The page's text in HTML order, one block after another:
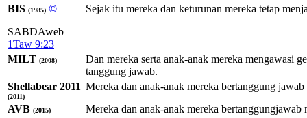
BIS (1985) ©
SABDAweb
1Taw 9:23
Sejak itu mereka dan keturunan mereka tetap
MILT (2008)
Dan mereka serta anak-anak mereka mengawasi
tanggung jawab.
Shellabear 2011
(2011)
Mereka dan anak-anak mereka bertanggung
AVB (2015) Mereka dan anak-anak mereka